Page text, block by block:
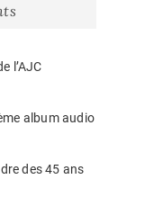
l’AJC
album audio
des 45 ans